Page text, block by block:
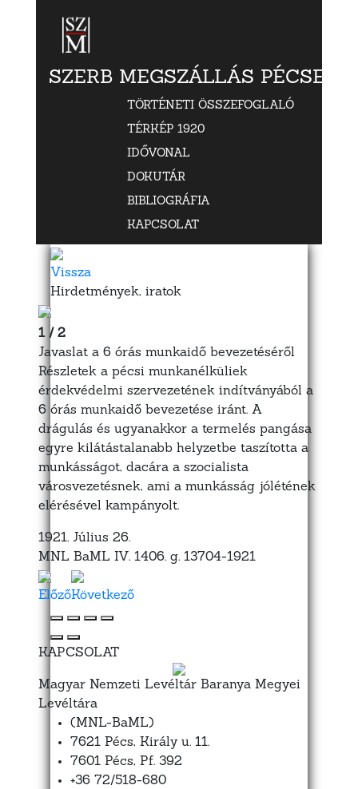
SZERB MEGSZÁLLÁS PÉCSETT
TÖRTÉNETI ÖSSZEFOGLALÓ
TÉRKÉP 1920
IDŐVONAL
DOKUTÁR
BIBLIOGRÁFIA
KAPCSOLAT
Vissza
Hirdetmények, iratok
1 / 2
Javaslat a 6 órás munkaidő bevezetéséről
Részletek a pécsi munkanélküliek
érdekvédelmi szervezetének indítványából a
6 órás munkaidő bevezetése iránt. A
drágulás és ugyanakkor a termelés pangása
egyre kilátástalanabb helyzetbe taszította a
munkásságot, dacára a szocialista
városvezetésnek, ami a munkásság jólétének
elérésével kampányolt.
1921. Július 26.
MNL BaML IV. 1406. g. 13704-1921
ElőzőKövetkező
KAPCSOLAT
Magyar Nemzeti Levéltár Baranya Megyei
Levéltára
(MNL-BaML)
7621 Pécs, Király u. 11.
7601 Pécs, Pf. 392
+36 72/518-680